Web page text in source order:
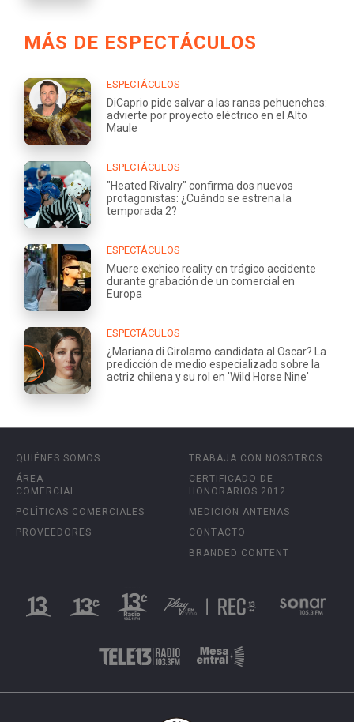
MÁS DE ESPECTÁCULOS
ESPECTÁCULOS
DiCaprio pide salvar a las ranas pehuenches:
advierte por proyecto eléctrico en el Alto
Maule
ESPECTÁCULOS
"Heated Rivalry" confirma dos nuevos
protagonistas: ¿Cuándo se estrena la
temporada 2?
ESPECTÁCULOS
Muere exchico reality en trágico accidente
durante grabación de un comercial en
Europa
ESPECTÁCULOS
¿Mariana di Girolamo candidata al Oscar? La
predicción de medio especializado sobre la
actriz chilena y su rol en 'Wild Horse Nine'
QUIÉNES SOMOS
ÁREA
COMERCIAL
POLÍTICAS COMERCIALES
PROVEEDORES
TRABAJA CON NOSOTROS
CERTIFICADO DE
HONORARIOS 2012
MEDICIÓN ANTENAS
CONTACTO
BRANDED CONTENT